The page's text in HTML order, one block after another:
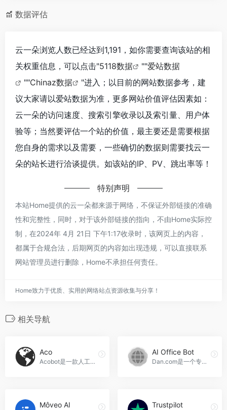
数据评估
云一朵浏览人数已经达到1,191，如你需要查询该站的相
关权重信息，可以点击"5118数据 ""爱站数据
""Chinaz数据
"进入；以目前的网站数据参考，建
议大家请以爱站数据为准，更多网站价值评估因素如：
云一朵的访问速度、搜索引擎收录以及索引量、用户体
验等；当然要评估一个站的价值，最主要还是需要根据
您自身的需求以及需要，一些确切的数据则需要找云一
朵的站长进行洽谈提供。如该站的IP、PV、跳出率等！
特别声明
本站Home提供的云一朵都来源于网络，不保证外部链接的准确
性和完整性，同时，对于该外部链接的指向，不由Home实际控
制，在2024年 4月 21日 下午1:17收录时，该网页上的内容，
都属于合规合法，后期网页的内容如出现违规，可以直接联系
网站管理员进行删除，Home不承担任何责任。
Home致力于优质、实用的网络站点资源收集与分享！
相关导航
Aco
Acobot是一款人工智能工具，能够帮助电子商务企业提高转化率、减少购物车放弃率、加快电子邮件列表的增长速度，并通过个性化的行为邮件吸引更多订单，Aco官网入口网址
AI Office Bot
Dan.com是一个专业的域名交易平台，为用户提供安全可靠的买卖域名服务，AI Office Bot官网入口网址
Môveo AI Trustpilot